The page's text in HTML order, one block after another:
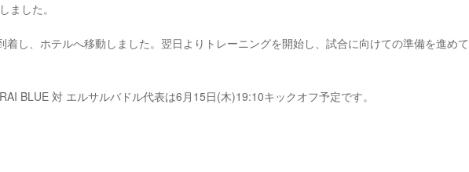
ました。
し、ホテルへ移動しました。翌日よりトレーニングを開始し、試合に向けての準備を進めて
BLUE 対 エルサルバドル代表は6月15日(木)19:10キックオフ予定です。